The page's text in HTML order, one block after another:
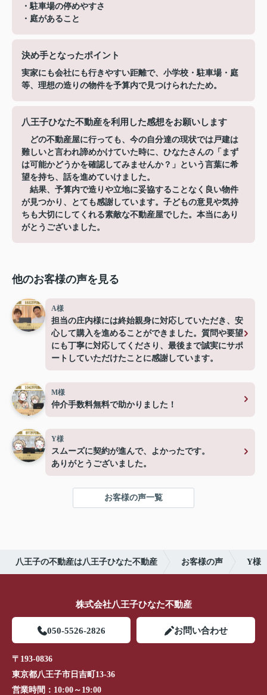
・駐車場の停めやすさ
・庭があること
決め手となったポイント
実家にも会社にも行きやすい距離で、小学校・駐車場・庭
等、理想の造りの物件を予算内で見つけられたため。
八王子ひなた不動産を利用した感想をお願いします
どの不動産屋に行っても、今の自分達の現状では戸建は
難しいと言われ諦めかけていた時に、ひなたさんの「まず
は可能かどうかを確認してみませんか？」という言葉に希
望を持ち、話を進めていけました。
結果、予算内で造りや立地に妥協することなく良い物件
が見つかり、とても感謝しています。子どもの意見や気持
ちも大切にしてくれる素敵な不動産屋でした。本当にあり
がとうございました。
他のお客様の声を見る
A様
担当の庄内様には終始親身に対応していただき、安
心して購入を進めることができました。質問や要望
にも丁寧に対応してくださり、最後まで誠実にサポ
ートしていただけたことに感謝しています。
M様
仲介手数料無料で助かりました！
Y様
スムーズに契約が進んで、よかったです。
ありがとうございました。
お客様の声一覧
八王子の不動産は八王子ひなた不動産 お客様の声 Y様
株式会社八王子ひなた不動産
050-5526-2826 お問い合わせ
〒193-0836
東京都八王子市日吉町13-36
営業時間： 10:00～19:00